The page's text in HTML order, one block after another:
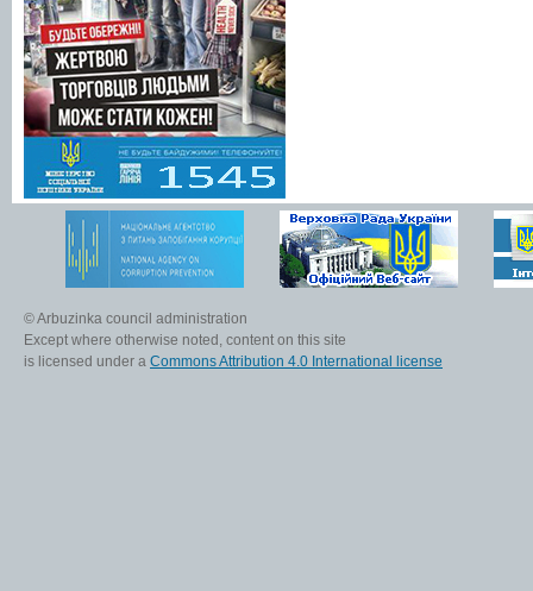
© Arbuzinka council administration
Except where otherwise noted, content on this site
is licensed under a Commons Attribution 4.0 International license